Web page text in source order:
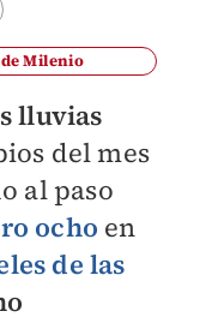
Milenio
lluvias
del mes
al paso
ocho en
de las